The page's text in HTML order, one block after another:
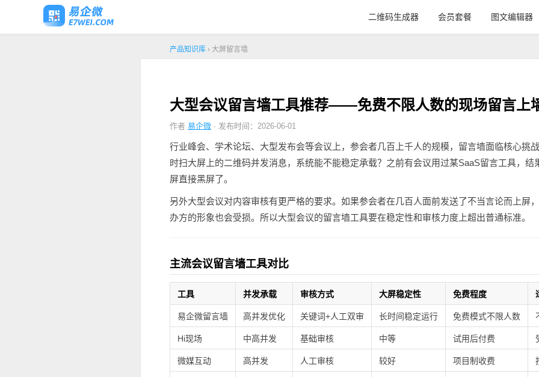
二维码生成器 会员套餐 图文编辑器
产品知识库 › 大屏留言墙
大型会议留言墙工具推荐——免费不限人数的现场留言上
作者 易企微 · 发布时间：2026-06-01
行业峰会、学术论坛、大型发布会等会议上，参会者几百上千人的规模，留言墙面临核心挑
时扫大屏上的二维码并发消息，系统能不能稳定承载？之前有会议用过某SaaS留言工具，结
屏直接黑屏了。
另外大型会议对内容审核有更严格的要求。如果参会者在几百人面前发送了不当言论而上屏
办方的形象也会受损。所以大型会议的留言墙工具要在稳定性和审核力度上超出普通标准。
主流会议留言墙工具对比
工具 并发承载 审核方式 大屏稳定性 免费程度
易企微留言墙 高并发优化 关键词+人工双审 长时间稳定运行 免费模式不限人数
Hi现场 中高并发 基础审核 中等 试用后付费
微媒互动 高并发 人工审核 较好 项目制收费